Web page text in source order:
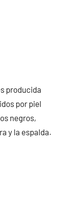
producida
por piel
negros,
y la espalda.